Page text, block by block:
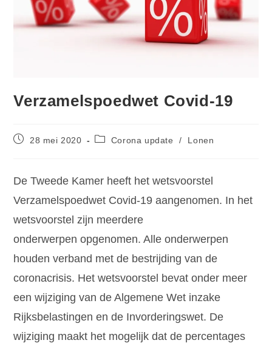
Verzamelspoedwet Covid-19
28 mei 2020 Corona update / Lonen
De Tweede Kamer heeft het wetsvoorstel
Verzamelspoedwet Covid-19 aangenomen. In het
wetsvoorstel zijn meerdere
onderwerpen opgenomen. Alle onderwerpen
houden verband met de bestrijding van de
coronacrisis. Het wetsvoorstel bevat onder meer
een wijziging van de Algemene Wet inzake
Rijksbelastingen en de Invorderingswet. De
wijziging maakt het mogelijk dat de percentages